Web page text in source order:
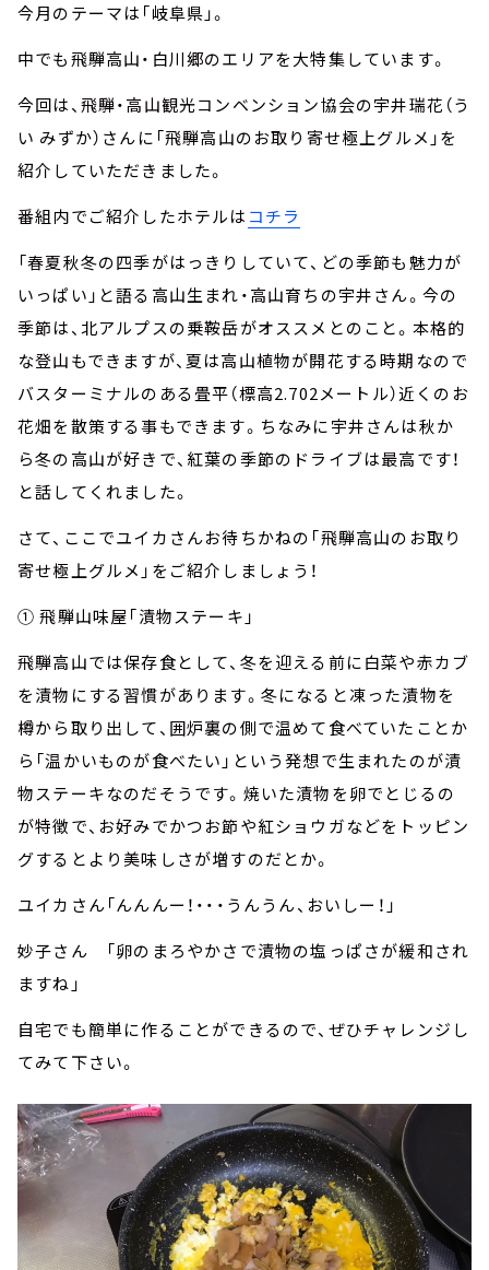
今月のテーマは「岐阜県」。
中でも飛騨高山・白川郷のエリアを大特集しています。
今回は、飛騨・高山観光コンベンション協会の宇井瑞花（う
い みずか）さんに「飛騨高山のお取り寄せ極上グルメ」を
紹介していただきました。
番組内でご紹介したホテルは コチラ
「春夏秋冬の四季がはっきりしていて、どの季節も魅力が
いっぱい」と語る高山生まれ・高山育ちの宇井さん。今の
季節は、北アルプスの乗鞍岳がオススメとのこと。本格的
な登山もできますが、夏は高山植物が開花する時期なので
バスターミナルのある畳平（標高2.702メートル）近くのお
花畑を散策する事もできます。ちなみに宇井さんは秋か
ら冬の高山が好きで、紅葉の季節のドライブは最高です！
と話してくれました。
さて、ここでユイカさんお待ちかねの「飛騨高山のお取り
寄せ極上グルメ」をご紹介しましょう！
① 飛騨山味屋「漬物ステーキ」
飛騨高山では保存食として、冬を迎える前に白菜や赤カブ
を漬物にする習慣があります。冬になると凍った漬物を
樽から取り出して、囲炉裏の側で温めて食べていたことか
ら「温かいものが食べたい」という発想で生まれたのが漬
物ステーキなのだそうです。焼いた漬物を卵でとじるの
が特徴で、お好みでかつお節や紅ショウガなどをトッピン
グするとより美味しさが増すのだとか。
ユイカさん「んんんー！・・・うんうん、おいしー！」
妙子さん 「卵のまろやかさで漬物の塩っぱさが緩和され
ますね」
自宅でも簡単に作ることができるので、ぜひチャレンジし
てみて下さい。